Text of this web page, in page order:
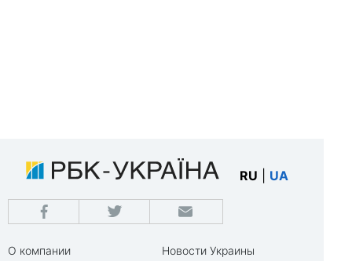
RU UA
О компании
Новости Украины